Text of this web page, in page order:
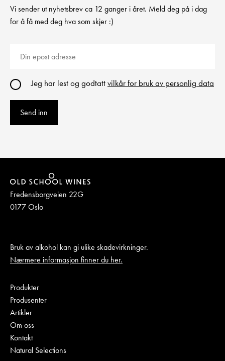
Vi sender ut nyhetsbrev ca 12 ganger i året. Meld deg på i dag
for å få med deg hva som skjer :)
Jeg har lest og godtattvilkår for bruk av personlig data
Send inn
Fredensborgveien 22G
0177 Oslo
Bruk av alkohol kan gi ulike skadevirkninger.
Nærmere informasjon finner du her.
Produkter
Produsenter
Artikler
Om oss
Kontakt
Natural Selections